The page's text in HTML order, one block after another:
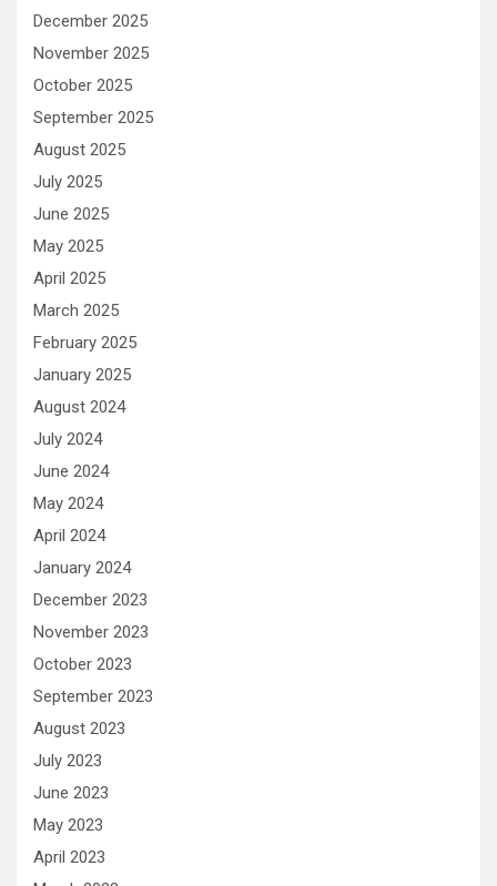
December 2025
November 2025
October 2025
September 2025
August 2025
July 2025
June 2025
May 2025
April 2025
March 2025
February 2025
January 2025
August 2024
July 2024
June 2024
May 2024
April 2024
January 2024
December 2023
November 2023
October 2023
September 2023
August 2023
July 2023
June 2023
May 2023
April 2023